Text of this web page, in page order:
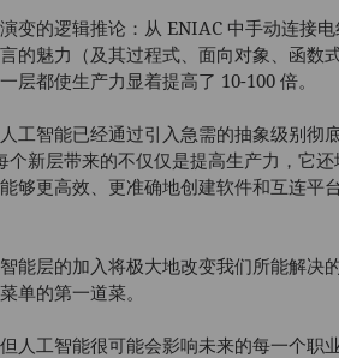
变的逻辑推论：从 ENIAC 中手动连接
的魅力（及其过程式、面向对象、函数
层都使生产力显着提高了 10-100 倍。
工智能已经通过引入急需的抽象级别彻
个新层带来的不仅仅是提高生产力，它
够更高效、更准确地创建软件和互连平
能层的加入将极大地改变我们所能解决
单的第一道菜。
人工智能很可能会影响未来的每一个